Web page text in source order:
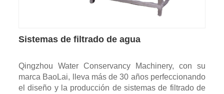
Sistemas de filtrado de agua
Qingzhou Water Conservancy Machinery, con su
marca BaoLai, lleva más de 30 años perfeccionando
el diseño y la producción de sistemas de filtrado de